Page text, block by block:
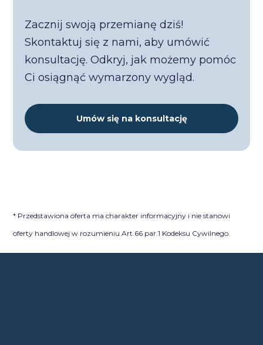
Zacznij swoją przemianę dziś!
Skontaktuj się z nami, aby umówić
konsultację. Odkryj, jak możemy pomóc
Ci osiągnąć wymarzony wygląd.
Umów się na konsultację
* Przedstawiona oferta ma charakter informacyjny i nie stanowi
oferty handlowej w rozumieniu Art.66 par.1 Kodeksu Cywilnego.